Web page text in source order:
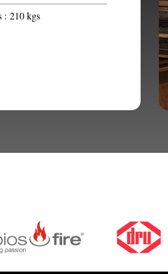
: 210 kgs